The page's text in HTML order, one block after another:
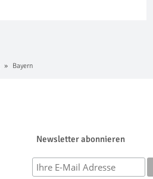
Bayern
Newsletter abonnieren